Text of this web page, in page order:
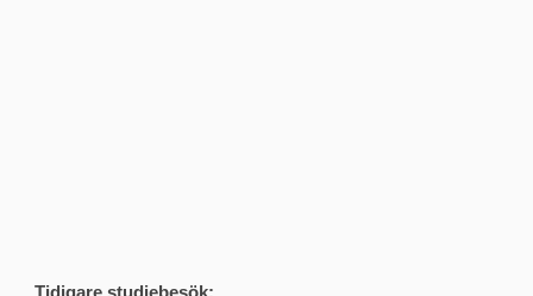
Tidigare studiebesök: